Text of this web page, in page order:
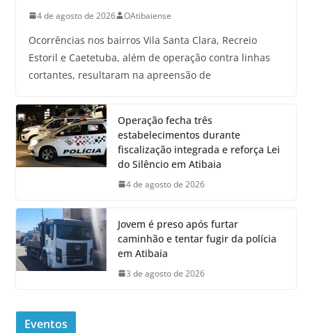
4 de agosto de 2026 OAtibaiense
Ocorrências nos bairros Vila Santa Clara, Recreio
Estoril e Caetetuba, além de operação contra linhas
cortantes, resultaram na apreensão de
Operação fecha três
estabelecimentos durante
fiscalização integrada e reforça Lei
do Silêncio em Atibaia
4 de agosto de 2026
Jovem é preso após furtar
caminhão e tentar fugir da polícia
em Atibaia
3 de agosto de 2026
Eventos